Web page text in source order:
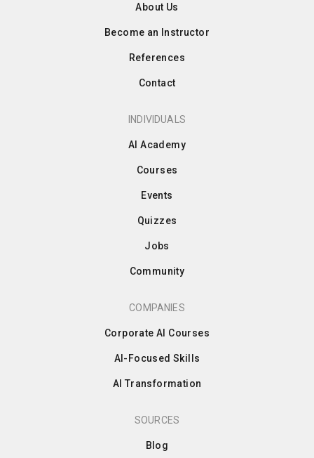
About Us
Become an Instructor
References
Contact
INDIVIDUALS
AI Academy
Courses
Events
Quizzes
Jobs
Community
COMPANIES
Corporate AI Courses
AI-Focused Skills
AI Transformation
SOURCES
Blog